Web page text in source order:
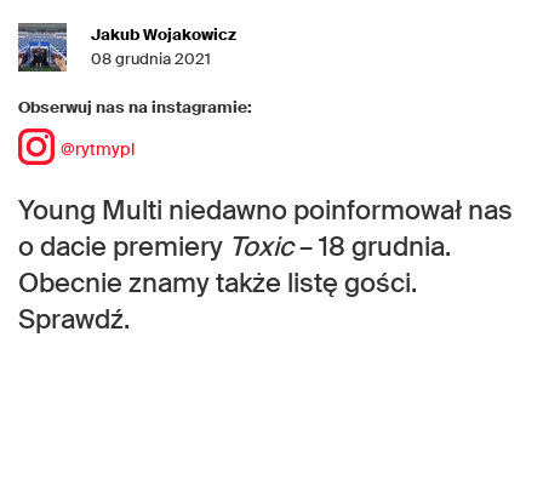
Jakub Wojakowicz
08 grudnia 2021
Obserwuj nas na instagramie:
@rytmypl
Young Multi niedawno poinformował nas
o dacie premiery Toxic– 18 grudnia.
Obecnie znamy także listę gości.
Sprawdź.